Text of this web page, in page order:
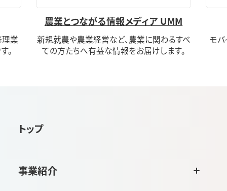
理業
。
農業とつながる情報メディア UMM
新規就農や農業経営など、農業に関わるすべ
ての方たちへ有益な情報をお届けします。
モバ
トップ
事業紹介